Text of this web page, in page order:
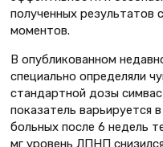
полученных результатов
моментов.
В опубликованном
специально определяли
стандартной дозы
показатель варьируется
больных после 6 недель
мг уровень ЛПНП